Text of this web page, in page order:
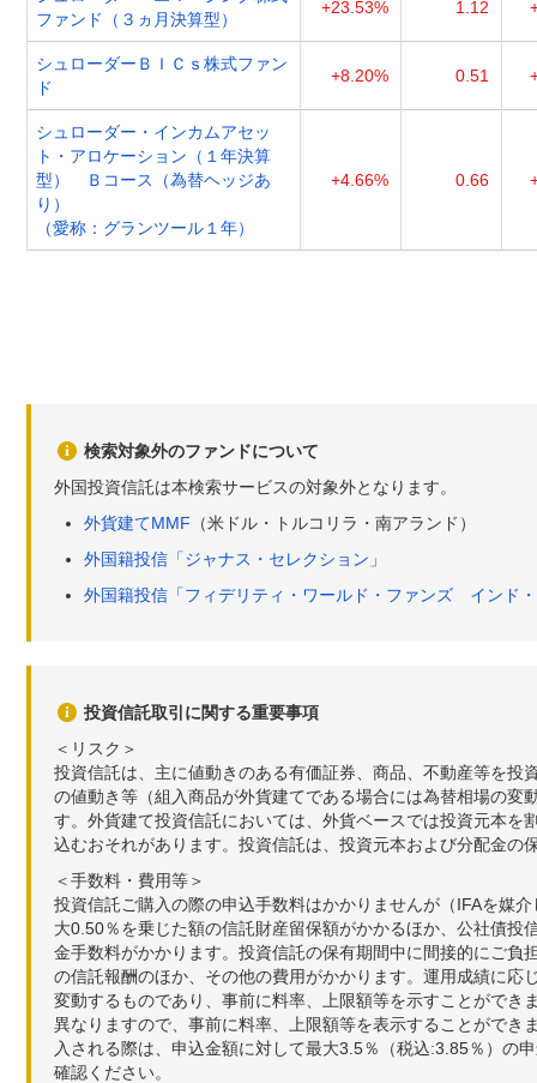
ファンド（３ヵ月決算型）
+23.53% 1.12
シュローダーＢＩＣｓ株式ファン
ド
+8.20% 0.51
シュローダー・インカムアセッ
ト・アロケーション（１年決算
型） Ｂコース（為替ヘッジあ
り）
（愛称：グランツール１年）
+4.66% 0.66
検索対象外のファンドについて
外国投資信託は本検索サービスの対象外となります。
外貨建てMMF （米ドル・トルコリラ・南アランド）
外国籍投信「ジャナス・セレクション」
外国籍投信「フィデリティ・ワールド・ファンズ インド
投資信託取引に関する重要事項
＜リスク＞
投資信託は、主に値動きのある有価証券、商品、不動産等を
の値動き等（組入商品が外貨建てである場合には為替相場の
す。外貨建て投資信託においては、外貨ベースでは投資元本
込むおそれがあります。投資信託は、投資元本および分配金の
＜手数料・費用等＞
投資信託ご購入の際の申込手数料はかかりませんが（IFAを媒
大0.50％を乗じた額の信託財産留保額がかかるほか、公社債
金手数料がかかります。投資信託の保有期間中に間接的にご
の信託報酬のほか、その他の費用がかかります。運用成績に
変動するものであり、事前に料率、上限額等を示すことがで
異なりますので、事前に料率、上限額等を表示することがで
入される際は、申込金額に対して最大3.5％（税込:3.85％）の
確認ください。